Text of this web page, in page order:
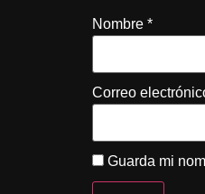
Nombre *
Correo
Guarda mi